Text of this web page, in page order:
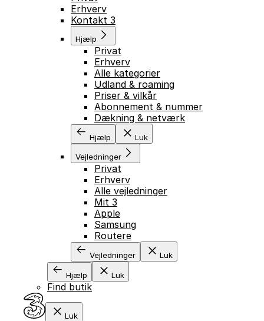
Erhverv
Kontakt 3
Hjælp
Privat
Erhverv
Alle kategorier
Udland & roaming
Priser & vilkår
Abonnement & nummer
Dækning & netværk
Hjælp Luk
Vejledninger
Privat
Erhverv
Alle vejledninger
Mit 3
Apple
Samsung
Routere
Vejledninger Luk
Hjælp Luk
Find butik
Luk